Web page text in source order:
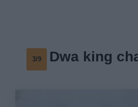
3/9 Dwa king